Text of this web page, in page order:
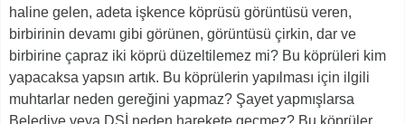
haline gelen, adeta işkence köprüsü görüntüsü veren,
birbirinin devamı gibi görünen, görüntüsü çirkin, dar ve
birbirine çapraz iki köprü düzeltilemez mi? Bu köprüleri kim
yapacaksa yapsın artık. Bu köprülerin yapılması için ilgili
muhtarlar neden gereğini yapmaz? Şayet yapmışlarsa